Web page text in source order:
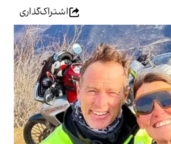
اشتراک‌گذاری